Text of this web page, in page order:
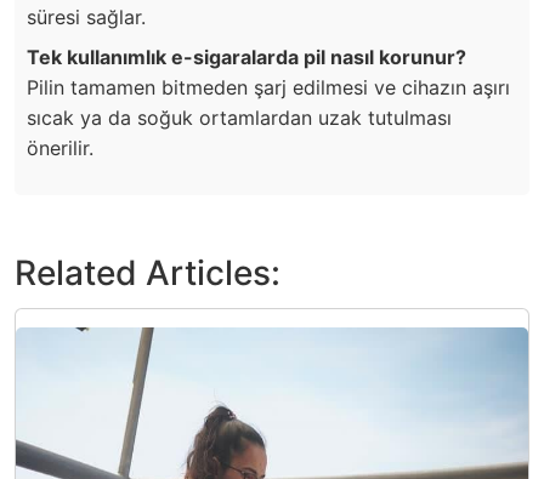
süresi sağlar.
Tek kullanımlık e-sigaralarda pil nasıl korunur?
Pilin tamamen bitmeden şarj edilmesi ve cihazın aşırı
sıcak ya da soğuk ortamlardan uzak tutulması
önerilir.
Related Articles: